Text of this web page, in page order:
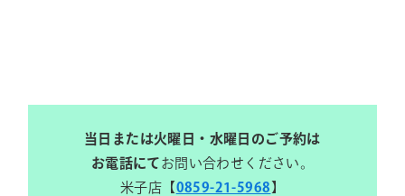
当日または火曜日・水曜日のご予約は
お電話にて お問い合わせください。
米子店【 0859-21-5968 】